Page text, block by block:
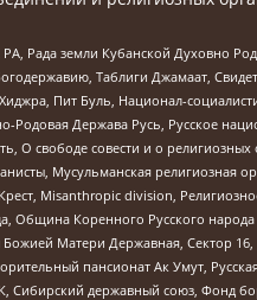
Рада земли Кубанской Духовно
Таблиги Джамаат,
Пит Буль, Национал-
Родовая Держава Русь, Русское
О свободе совести и о
Мусульманская религиозная
Misanthropic division,
Коренного Русского народа
Матери Державная, Сектор
пансионат Ак Умут,
Сибирский державный союз, Фонд